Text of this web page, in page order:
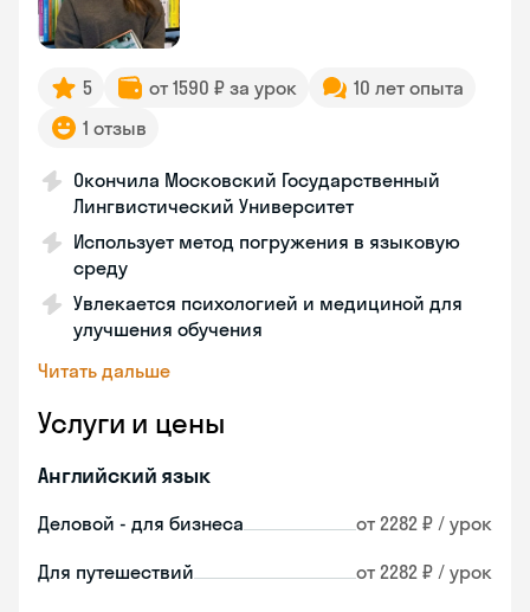
5 от 1590 ₽ за урок
10 лет опыта
1 отзыв
Окончила Московский Государственный
Лингвистический Университет
Использует метод погружения в языковую
среду
Увлекается психологией и медициной для
улучшения обучения
Читать дальше
Услуги и цены
Английский язык
Деловой - для бизнеса от 2282 ₽ / урок
Для путешествий от 2282 ₽ / урок